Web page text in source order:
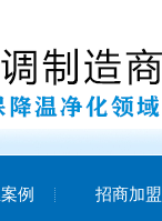
例 招商加盟